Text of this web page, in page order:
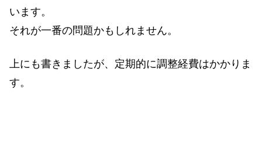
います。
それが一番の問題かもしれません。
上にも書きましたが、定期的に調整経費はかかりま
す。